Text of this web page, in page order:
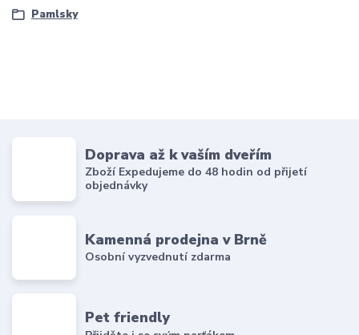
Pamlsky
Doprava až k vaším dveřím
Zboží Expedujeme do 48 hodin od přijetí
objednávky
Kamenná prodejna v Brně
Osobní vyzvednutí zdarma
Pet friendly